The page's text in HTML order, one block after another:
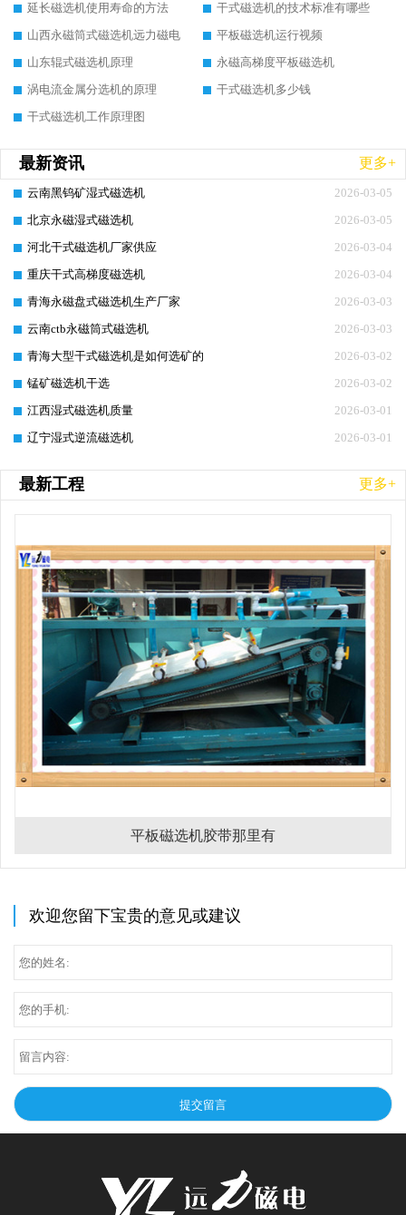
延长磁选机使用寿命的方法
干式磁选机的技术标准有哪些
山西永磁筒式磁选机远力磁电
平板磁选机运行视频
山东辊式磁选机原理
永磁高梯度平板磁选机
涡电流金属分选机的原理
干式磁选机多少钱
干式磁选机工作原理图
最新资讯 更多+
2026-03-05
云南黑钨矿湿式磁选机
2026-03-05
北京永磁湿式磁选机
2026-03-04
河北干式磁选机厂家供应
2026-03-04
重庆干式高梯度磁选机
2026-03-03
青海永磁盘式磁选机生产厂家
2026-03-03
云南ctb永磁筒式磁选机
2026-03-02
青海大型干式磁选机是如何选矿的
2026-03-02
锰矿磁选机干选
2026-03-01
江西湿式磁选机质量
2026-03-01
辽宁湿式逆流磁选机
最新工程 更多+
平板磁选机胶带那里有
欢迎您留下宝贵的意见或建议